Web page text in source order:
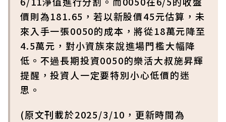
價則為181.65，若以新股價45元估算，未
來入手一張0050的成本，將從18萬元降至
4.5萬元，對小資族來說進場門檻大幅降
低。不過長期投資0050的樂活大叔施昇輝
提醒，投資人一定要特別小心低價的迷
思。
(原文刊載於2025/3/10，更新時間為